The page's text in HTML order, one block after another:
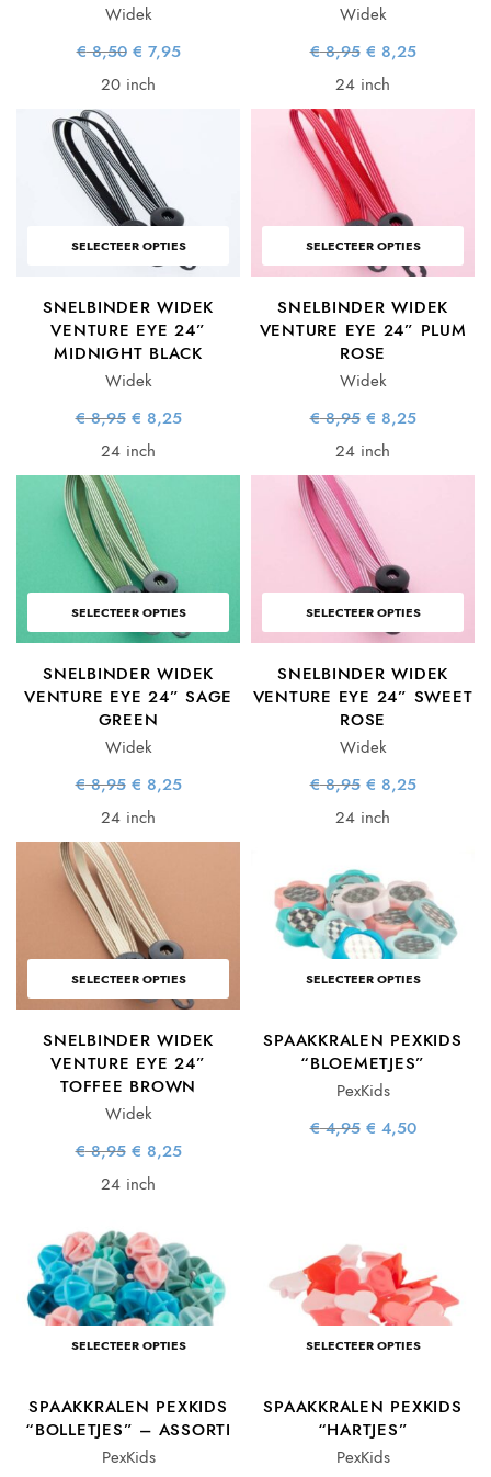
Widek
€8,50 Oorspronkelijke
prijs was:
€ 7,95Huidige
20 inch
Widek
€8,95 Oorspronkelijke
prijs was:
€ 8,25Huidige
24 inch
SELECTEER OPTIES
SNELBINDER WIDEK
VENTURE EYE 24”
MIDNIGHT BLACK
Widek
€8,95 Oorspronkelijke
prijs was:
€ 8,25Huidige
24 inch
SELECTEER OPTIES
SNELBINDER WIDEK
VENTURE EYE 24” PLUM
ROSE
Widek
€8,95 Oorspronkelijke
prijs was:
€ 8,25Huidige
24 inch
SELECTEER OPTIES
SNELBINDER WIDEK
VENTURE EYE 24” SAGE
GREEN
Widek
€8,95 Oorspronkelijke
prijs was:
€ 8,25Huidige
24 inch
SELECTEER OPTIES
SNELBINDER WIDEK
VENTURE EYE 24” SWEET
ROSE
Widek
€8,95 Oorspronkelijke
prijs was:
€ 8,25Huidige
24 inch
SELECTEER OPTIES
SNELBINDER WIDEK
VENTURE EYE 24”
TOFFEE BROWN
Widek
€8,95 Oorspronkelijke
prijs was:
€ 8,25Huidige
24 inch
SELECTEER OPTIES
SPAAKKRALEN PEXKIDS
“BLOEMETJES”
PexKids
€4,95 Oorspronkelijke
prijs was:
€ 4,50Huidige
SELECTEER OPTIES
SPAAKKRALEN PEXKIDS
“BOLLETJES” – ASSORTI
PexKids
SELECTEER OPTIES
SPAAKKRALEN PEXKIDS
“HARTJES”
PexKids